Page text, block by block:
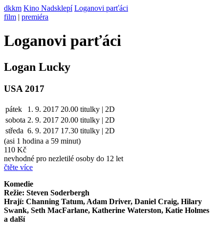
dkkm Kino Nadsklepí Loganovi parťáci
film | premiéra
Loganovi parťáci
Logan Lucky
USA 2017
pátek 1. 9. 2017 20.00 titulky | 2D
sobota 2. 9. 2017 20.00 titulky | 2D
středa 6. 9. 2017 17.30 titulky | 2D
(asi 1 hodina a 59 minut)
110 Kč
nevhodné pro nezletilé osoby do 12 let
čtěte více
Komedie
Režie: Steven Soderbergh
Hrají: Channing Tatum, Adam Driver, Daniel Craig, Hilary
Swank, Seth MacFarlane, Katherine Waterston, Katie Holmes
a další